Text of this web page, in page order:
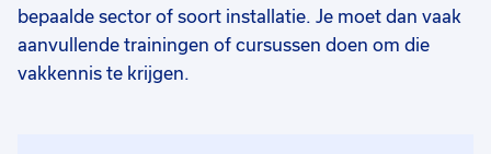
bepaalde sector of soort installatie. Je moet dan vaak
aanvullende trainingen of cursussen doen om die
vakkennis te krijgen.